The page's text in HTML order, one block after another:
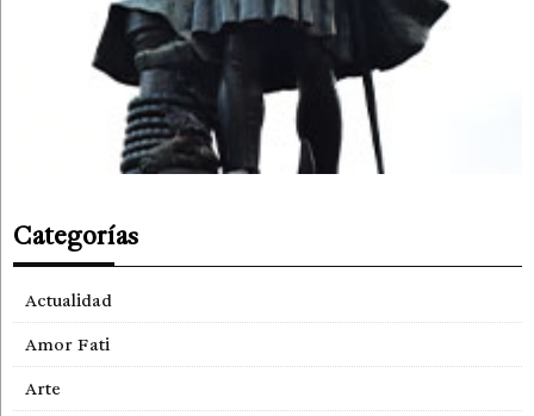
Categorías
Actualidad
Amor Fati
Arte